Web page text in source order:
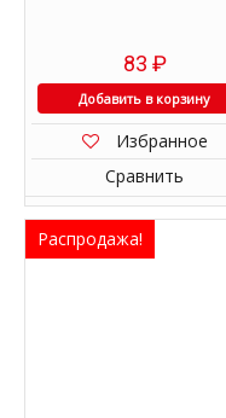
83 ₽
Добавить в корзину
Избранное
Сравнить
Распродажа!